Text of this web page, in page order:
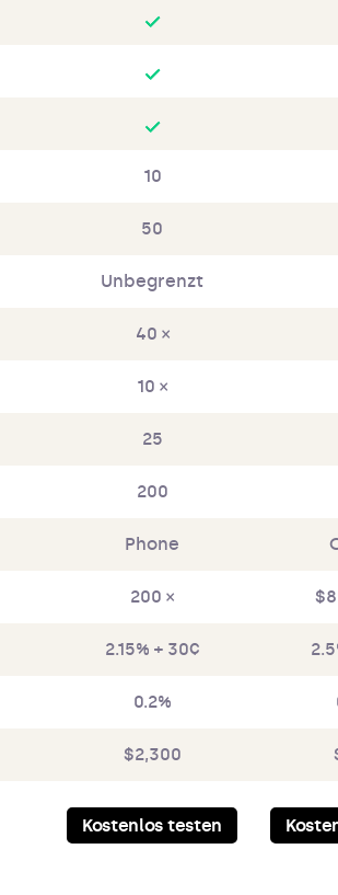
10
50
Unbegrenzt
40 ×
10 ×
25
200
Phone
200 ×
2.15% + 30¢
0.2%
$2,300
Kostenlos testen